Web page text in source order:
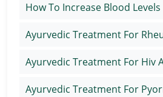
How To Increase Blood Levels
Ayurvedic Treatment For
Ayurvedic Treatment For Hiv
Ayurvedic Treatment For